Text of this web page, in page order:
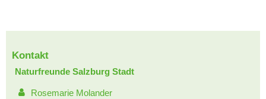
Kontakt
Naturfreunde Salzburg Stadt
Rosemarie Molander